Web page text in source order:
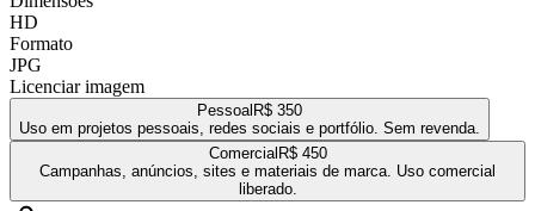
HD
Formato
JPG
Licenciar imagem
Pessoal R$ 350
Uso em projetos pessoais, redes sociais e portfólio. Sem revenda.
Comercial R$ 450
Campanhas, anúncios, sites e materiais de marca. Uso comercial
liberado.